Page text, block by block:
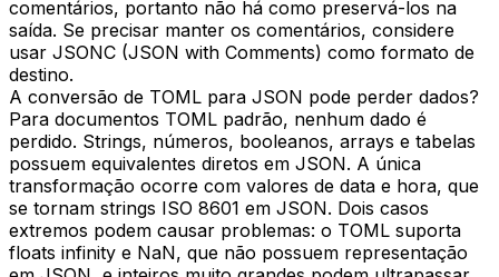
comentários, portanto não há como preservá-los na
saída. Se precisar manter os comentários, considere
usar JSONC (JSON with Comments) como formato de
destino.
A conversão de TOML para JSON pode perder dados?
Para documentos TOML padrão, nenhum dado é
perdido. Strings, números, booleanos, arrays e tabelas
possuem equivalentes diretos em JSON. A única
transformação ocorre com valores de data e hora, que
se tornam strings ISO 8601 em JSON. Dois casos
extremos podem causar problemas: o TOML suporta
floats infinity e NaN, que não possuem representação